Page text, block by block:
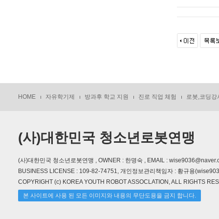
HOME 자유학기제 방과후 학교 지원 진로 직업 체험 로봇,코딩강
(사)대한민국 청소년로봇연맹
(사)대한민국 청소년로봇연맹 , OWNER : 한명숙 , EMAIL :
BUSINESS LICENSE : 109-82-74751, 개인정보관리책임자 : 황규용
COPYRIGHT (c) KOREA YOUTH ROBOT ASSOCLATION, ALL RIGHTS
본 사이트에 사용 된 모든 이미지와 내용의 무단도용을 금지 합니다.